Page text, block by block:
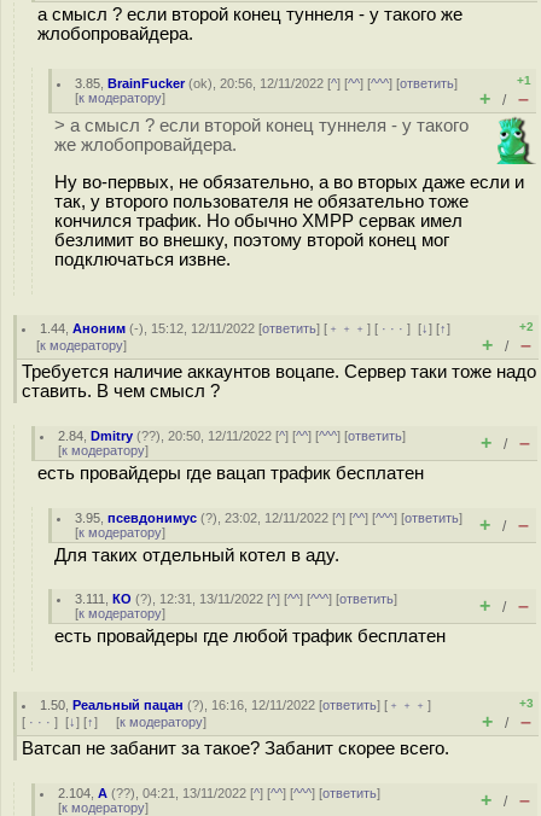
а смысл ? если второй конец туннеля - у такого же
жлобопровайдера.
3.85 ,BrainFucker(ok), 20:56, 12/11/2022 [^] [^^] [^^^] [ответить]
[к модератору]
+1
+ / –
> а смысл ? если второй конец туннеля - у такого
же жлобопровайдера.
Ну во-первых, не обязательно, а во вторых даже если и
так, у второго пользователя не обязательно тоже
кончился трафик. Но обычно XMPP сервак имел
безлимит во внешку, поэтому второй конец мог
подключаться извне.
1.44 ,Аноним (-), 15:12, 12/11/2022 [ответить] [ ﹢﹢﹢] [ · · ·][↓] [↑]
[к модератору]
+2
+ / –
Требуется наличие аккаунтов воцапе. Сервер таки тоже надо
ставить. В чем смысл ?
2.84 ,Dmitry (??), 20:50, 12/11/2022 [^] [^^] [^^^] [ответить]
[к модератору] + / –
есть провайдеры где вацап трафик бесплатен
3.95 ,псевдонимус (?), 23:02, 12/11/2022 [^] [^^] [^^^] [ответить]
[к модератору] + / –
Для таких отдельный котел в аду.
3.111 ,КО (?), 12:31, 13/11/2022 [^] [^^] [^^^] [ответить]
[к модератору] + / –
есть провайдеры где любой трафик бесплатен
1.50 ,Реальный пацан (?), 16:16, 12/11/2022 [ответить] [ ﹢﹢﹢]
[ · · · ] [↓] [↑] [к модератору]
+3
+ / –
Ватсап не забанит за такое? Забанит скорее всего.
2.104 ,А (??), 04:21, 13/11/2022 [^] [^^] [^^^] [ответить]
[к модератору] + / –